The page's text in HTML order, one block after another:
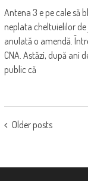
Antena 3 e pe cale să
neplata cheltuielilor
anulată o amendă.
CNA. Astăzi, după ani
public că
POSTS
Older posts